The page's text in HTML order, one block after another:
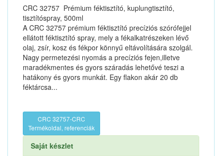
CRC 32757 Prémium féktisztító, kuplungtisztító,
tisztítóspray, 500ml
A CRC 32757 prémium féktisztító precíziós szórófejjel
ellátott féktisztító spray, mely a fékalkatrészeken lévő
olaj, zsír, kosz és fékpor könnyű eltávolítására szolgál.
Nagy permetezési nyomás a precíziós fejen,illetve
maradékmentes és gyors száradás lehetővé teszi a
hatákony és gyors munkát. Egy flakon akár 20 db
féktárcsa...
CRC 32757-CRC
Termékoldal, referenciák
Saját készlet